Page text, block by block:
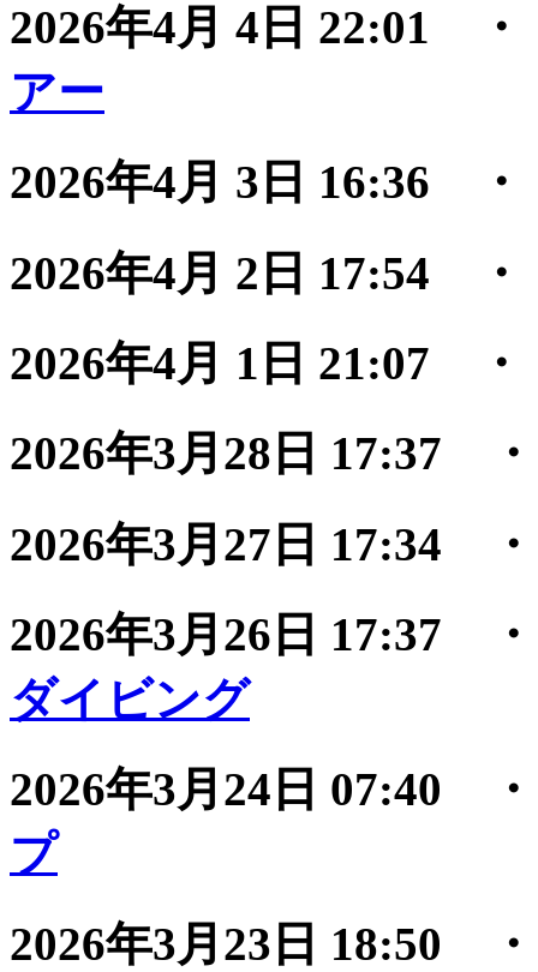
2026年4月 4日 22:01 ・
アー
2026年4月 3日 16:36 ・
2026年4月 2日 17:54 ・
2026年4月 1日 21:07 ・
2026年3月28日 17:37
2026年3月27日 17:34
2026年3月26日 17:37
ダイビング
2026年3月24日 07:40
プ
2026年3月23日 18:50